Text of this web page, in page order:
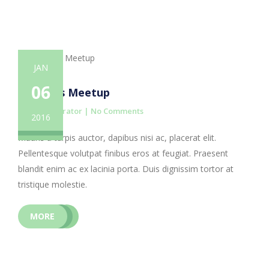
JAN
06
2016
Business Meetup
By administrator | No Comments
Mauris a turpis auctor, dapibus nisi ac, placerat elit.
Pellentesque volutpat finibus eros at feugiat. Praesent
blandit enim ac ex lacinia porta. Duis dignissim tortor at
tristique molestie.
MORE